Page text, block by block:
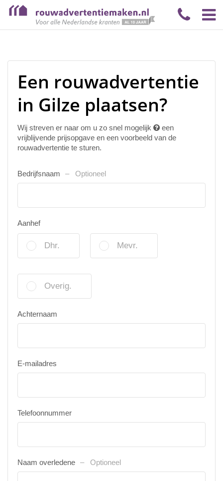
Een rouwadvertentie
in Gilze plaatsen?
Wij streven er naar om u zo snel mogelijk
een
vrijblijvende prijsopgave en een voorbeeld van de
rouwadvertentie te sturen.
Bedrijfsnaam Optioneel
Aanhef
Dhr. Mevr.
Overig.
Achternaam
E-mailadres
Telefoonnummer
Naam overledene Optioneel